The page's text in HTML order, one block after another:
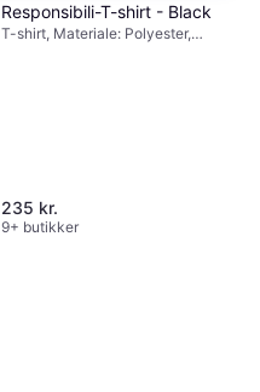
Responsibili-T-shirt - Black
T-shirt, Materiale: Polyester,
235 kr.
9+ butikker